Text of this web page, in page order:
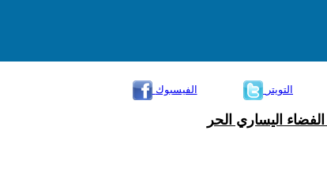
الفيسبوك
التويتر
اليساري الحر